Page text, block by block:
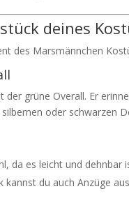
deines
des Marsmännchen
grüne Overall. Er
oder schwarzen
da es leicht und dehnbar
du auch Anzüge